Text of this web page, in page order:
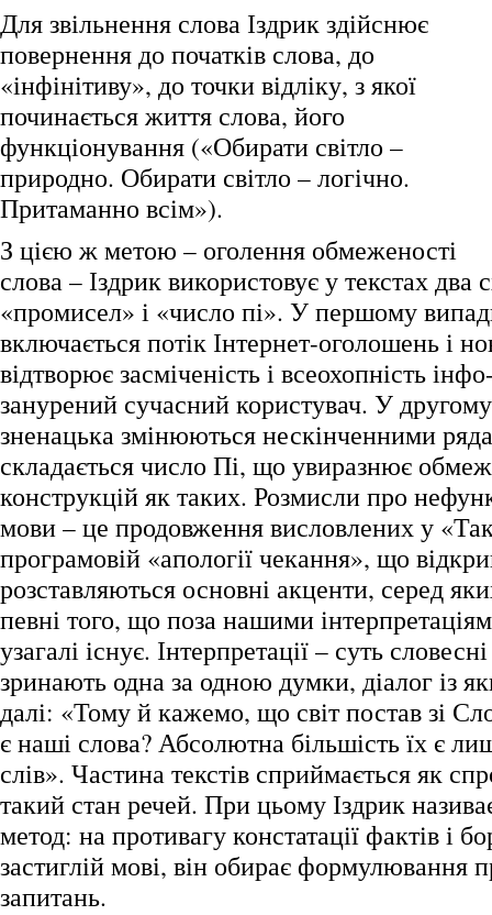
Для звільнення слова Іздрик здійснює
повернення до початків слова, до
«інфінітиву», до точки відліку, з якої
починається життя слова, його
функціонування («Обирати світло –
природно. Обирати світло – логічно.
Притаманно всім»).
З цією ж метою – оголення обмеженості
слова – Іздрик використовує у текстах
«промисел» і «число пі». У першому
включається потік Інтернет-оголошень і
відтворює засміченість і всеохопність
занурений сучасний користувач. У
зненацька змінюються нескінченними
складається число Пі, що увиразнює
конструкцій як таких. Розмисли про
мови – це продовження висловлених у
програмовій «апології чекання», що
розставляються основні акценти, серед
певні того, що поза нашими
узагалі існує. Інтерпретації – суть
зринають одна за одною думки, діалог із
далі: «Тому й кажемо, що світ постав зі
є наші слова? Абсолютна більшість їх є
слів». Частина текстів сприймається як
такий стан речей. При цьому Іздрик
метод: на противагу констатації фактів і
застиглій мові, він обирає формулювання
запитань.